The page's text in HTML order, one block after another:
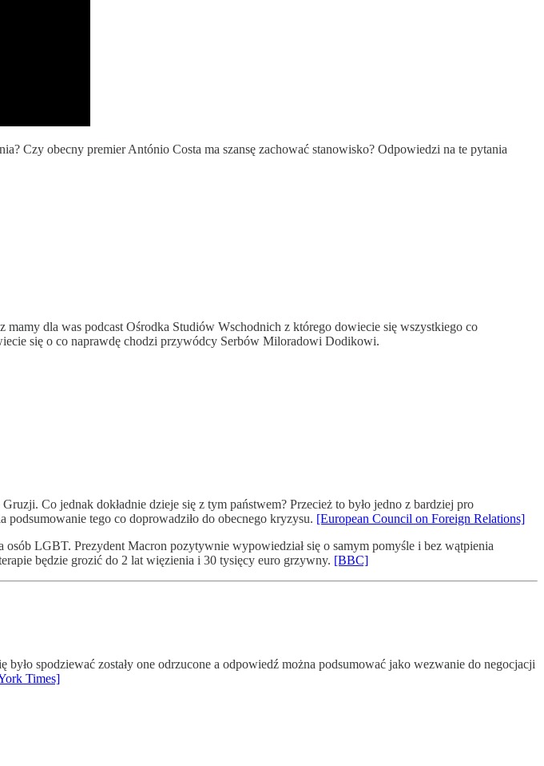
Czy obecny premier António Costa ma szansę zachować stanowisko? Odpowiedzi na te pytania
dla was podcast Ośrodka Studiów Wschodnich z którego dowiecie się wszystkiego co
się o co naprawdę chodzi przywódcy Serbów Miloradowi Dodikowi.
Co jednak dokładnie dzieje się z tym państwem? Przecież to było jedno z bardziej pro
tego co doprowadziło do obecnego kryzysu. [European Council on Foreign Relations]
LGBT. Prezydent Macron pozytywnie wypowiedział się o samym pomyśle i bez wątpienia
będzie grozić do 2 lat więzienia i 30 tysięcy euro grzywny. [BBC]
spodziewać zostały one odrzucone a odpowiedź można podsumować jako wezwanie do negocjacji
Times]